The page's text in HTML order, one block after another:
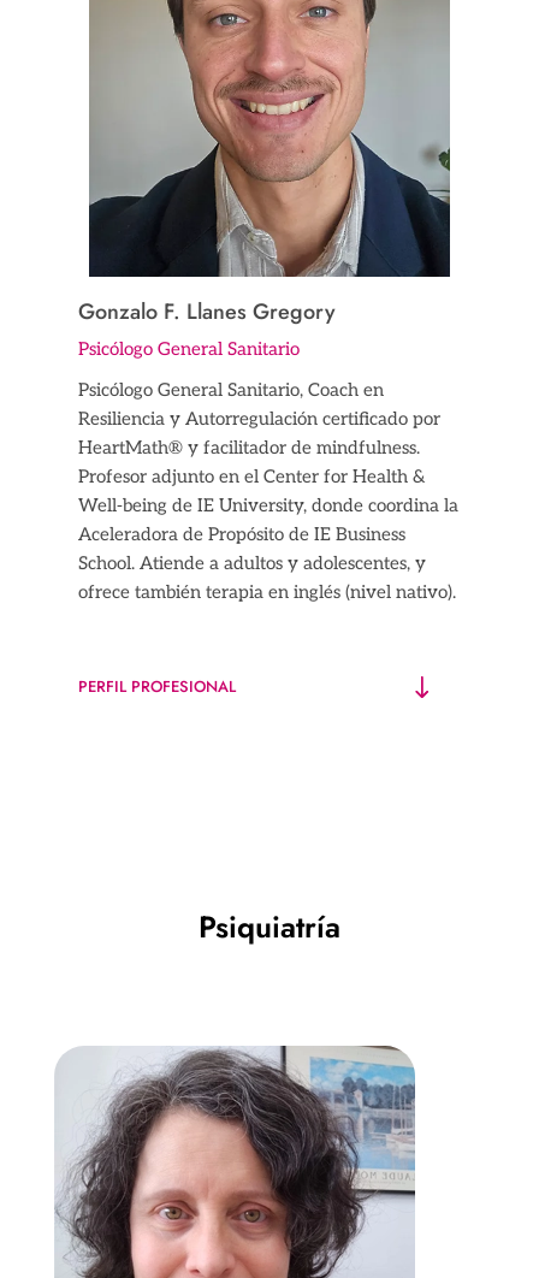
Gonzalo F. Llanes Gregory
Psicólogo General Sanitario
Psicólogo General Sanitario, Coach en
Resiliencia y Autorregulación certificado por
HeartMath® y facilitador de mindfulness.
Profesor adjunto en el Center for Health &
Well-being de IE University, donde coordina la
Aceleradora de Propósito de IE Business
School. Atiende a adultos y adolescentes, y
ofrece también terapia en inglés (nivel nativo).
PERFIL PROFESIONAL
Psiquiatría